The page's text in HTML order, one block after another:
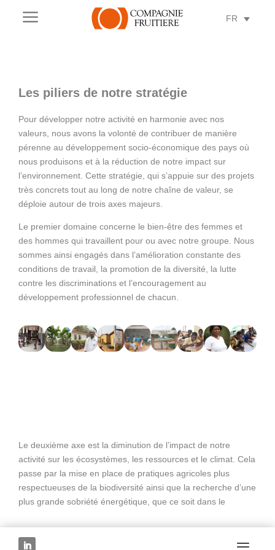
a FR
Les piliers de notre stratégie
Pour développer notre activité en harmonie avec nos
valeurs, nous avons la volonté de contribuer de manière
pérenne au développement socio-économique des pays où
nous produisons et à la réduction de notre impact sur
l’environnement. Cette stratégie, qui s’appuie sur des projets
très concrets tout au long de notre chaîne de valeur, se
déploie autour de trois axes majeurs.
Le premier domaine concerne le bien-être des femmes et
des hommes qui travaillent pour ou avec notre groupe. Nous
sommes ainsi engagés dans l’amélioration constante des
conditions de travail, la promotion de la diversité, la lutte
contre les discriminations et l’encouragement au
développement professionnel de chacun.
Le deuxième axe est la diminution de l’impact de notre
activité sur les écosystèmes, les ressources et le climat. Cela
passe par la mise en place de pratiques agricoles plus
respectueuses de la biodiversité ainsi que la recherche d’une
plus grande sobriété énergétique, que ce soit dans le
Le troisième axe concerne l’impact résolument positif que